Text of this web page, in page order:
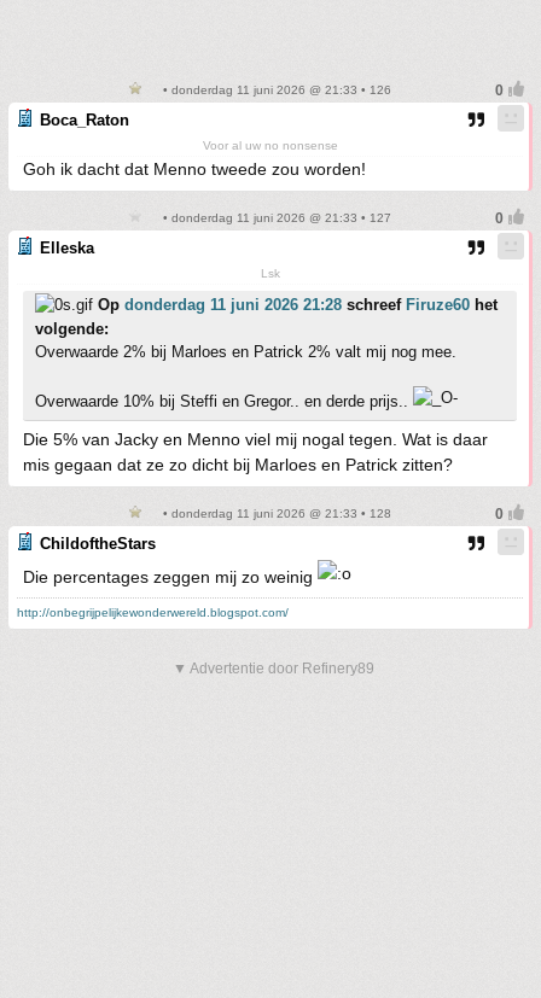
• donderdag 11 juni 2026 @ 21:33 • 126
Boca_Raton
Voor al uw no nonsense
Goh ik dacht dat Menno tweede zou worden!
• donderdag 11 juni 2026 @ 21:33 • 127
Elleska
Lsk
Op donderdag 11 juni 2026 21:28 schreef Firuze60 het
volgende:
Overwaarde 2% bij Marloes en Patrick 2% valt mij nog mee.
Overwaarde 10% bij Steffi en Gregor.. en derde prijs..
Die 5% van Jacky en Menno viel mij nogal tegen. Wat is daar
mis gegaan dat ze zo dicht bij Marloes en Patrick zitten?
• donderdag 11 juni 2026 @ 21:33 • 128
ChildoftheStars
Die percentages zeggen mij zo weinig
http://onbegrijpelijkewonderwereld.blogspot.com/
▼ Advertentie door Refinery89